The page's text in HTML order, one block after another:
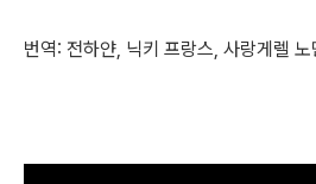
번역: 전하얀, 닉키 프랑스, 사랑게렐